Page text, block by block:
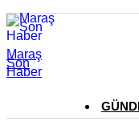
Maraş
Son
Haber